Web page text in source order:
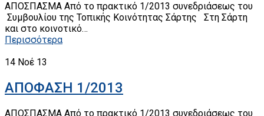
ΑΠΟΣΠΑΣΜΑ Από το πρακτικό 1/2013 συνεδριάσεως του
Συμβουλίου της Τοπικής Κοινότητας Σάρτης Στη Σάρτη
και στο κοινοτικό…
Περισσότερα
14 Νοέ 13
ΑΠΟΦΑΣΗ 1/2013
ΑΠΟΣΠΑΣΜΑ Από το πρακτικό 1/2013 συνεδριάσεως του